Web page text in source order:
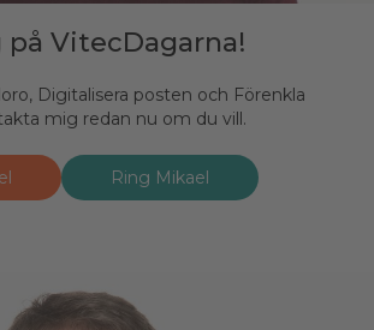
VitecDagarna!
Digitalisera posten och Förenkla
mig redan nu om du vill.
Ring Mikael